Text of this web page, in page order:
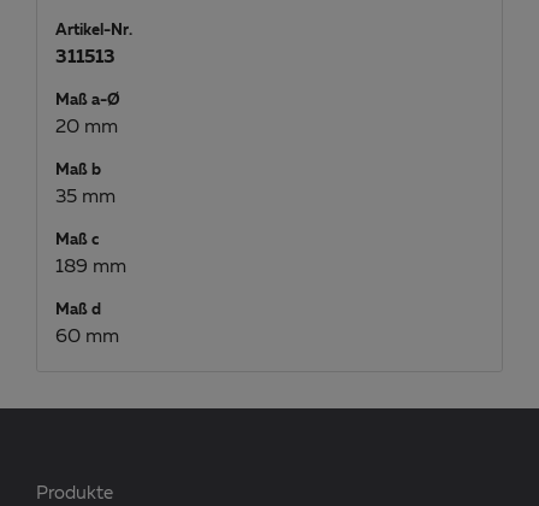
Artikel-Nr.
311513
Maß a-Ø
20 mm
Maß b
35 mm
Maß c
189 mm
Maß d
60 mm
Produkte